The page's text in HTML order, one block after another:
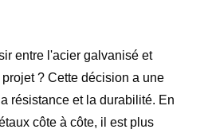
entre l'acier galvanisé et
? Cette décision a une
résistance et la durabilité. En
côte à côte, il est plus